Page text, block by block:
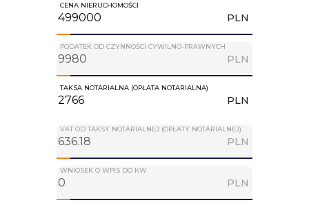
CENA NIERUCHOMOŚCI
PLN
PODATEK OD CZYNNOŚCI CYWILNO-PRAWNYCH
PLN
TAKSA NOTARIALNA (OPŁATA NOTARIALNA)
PLN
VAT OD TAKSY NOTARIALNEJ (OPŁATY NOTARIALNEJ)
PLN
WNIOSEK O WPIS DO KW
PLN